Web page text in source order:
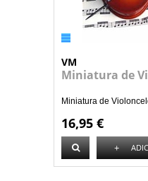
VM
Miniatura de
Miniatura de
16,95 €
+